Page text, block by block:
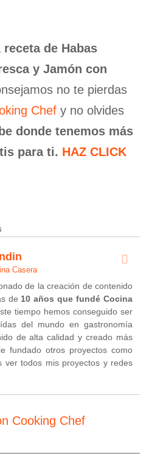
receta de Habas
y Jamón con
no te pierdas
Chef y no olvides
donde tenemos más
para ti. HAZ CLICK
Casera
de la creación de contenido
de 10 años que fundé Cocina
tiempo hemos conseguido ser
del mundo en gastronomía
de alta calidad y creado más
fundado otros proyectos como
ver todos mis proyectos y redes
Cooking Chef